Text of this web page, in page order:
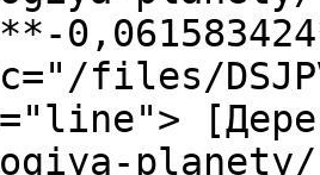
files/
planety/